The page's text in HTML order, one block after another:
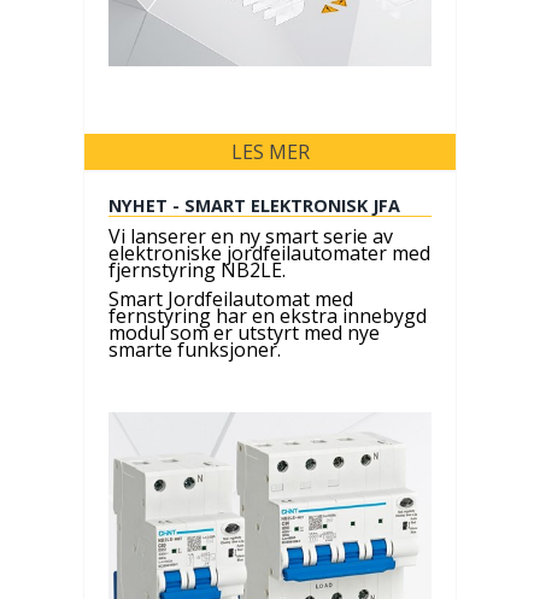
LES MER
NYHET - SMART ELEKTRONISK JFA
Vi lanserer en ny smart serie av
elektroniske jordfeilautomater med
fjernstyring NB2LE.
Smart Jordfeilautomat med
fernstyring har en ekstra innebygd
modul som er utstyrt med nye
smarte funksjoner.